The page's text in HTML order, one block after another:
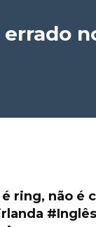
ring, não é